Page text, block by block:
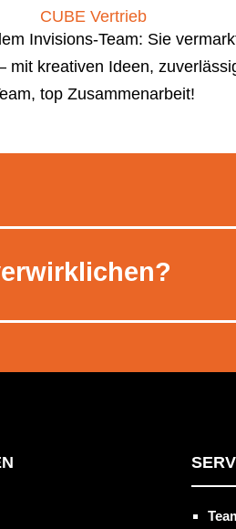
CUBE Vertrieb
Invisions-Team: Sie
kreativen Ideen,
top Zusammenarbeit!